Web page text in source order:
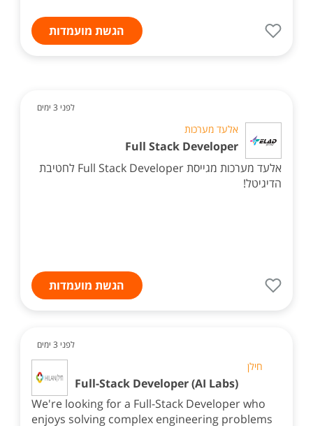
הגשת מועמדות
לפני 3 ימים
אלעד מערכות
Full Stack Developer
אלעד מערכות מגייסת Full Stack Developer לחטיבת
הדיגיטל!
הגשת מועמדות
לפני 3 ימים
חילן
Full-Stack Developer (AI Labs)
We're looking for a Full-Stack Developer who
enjoys solving complex engineering problems